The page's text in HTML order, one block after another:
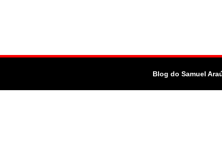
Blog do Samuel